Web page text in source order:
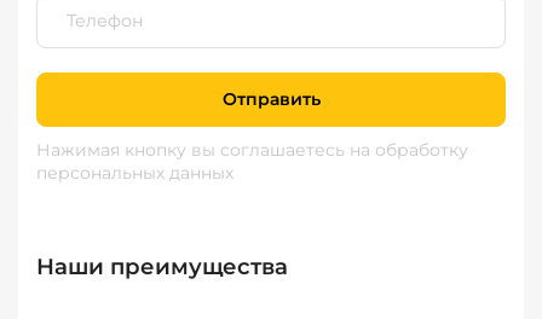
Отправить
Нажимая кнопку вы соглашаетесь на обработку
персональных данных
Наши преимущества